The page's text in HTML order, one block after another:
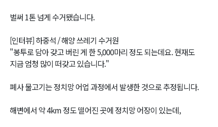
벌써 1톤 넘게 수거됐습니다.
[인터뷰] 하중석 / 해양 쓰레기 수거원
"봉투로 담아 갖고 버린 게 한 5,000마리 정도 되는데요. 현재도
지금 엄청 많이 떠갖고 있습니다."
폐사 물고기는 정치망 어업 과정에서 발생한 것으로 추정됩니다.
해변에서 약 4km 정도 떨어진 곳에 정치망 어장이 있는데,